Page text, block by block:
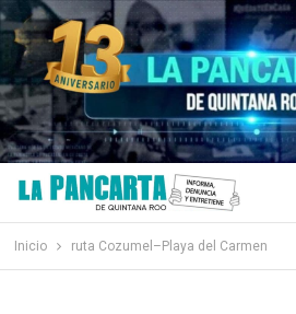
Inicio ruta Cozumel–Playa del Carmen